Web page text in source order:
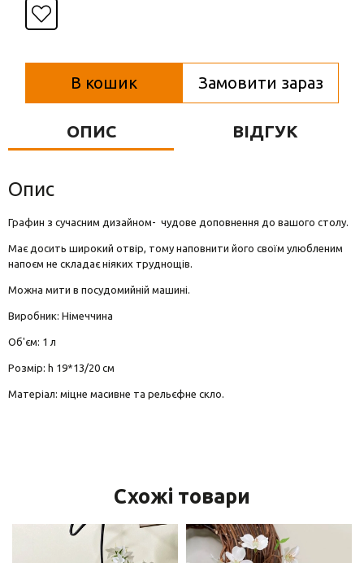
Вази для квітів
В кошик Замовити зараз
ОПИС ВІДГУК
Опис
Графин з сучасним дизайном- чудове доповнення до вашого столу.
Має досить широкий отвір, тому наповнити його своїм улюбленим
напоєм не складає ніяких труднощів.
Можна мити в посудомийній машині.
Виробник: Німеччина
Об'єм: 1 л
Розмір: h 19*13/20 см
Матеріал: міцне масивне та рельєфне скло.
Схожі товари